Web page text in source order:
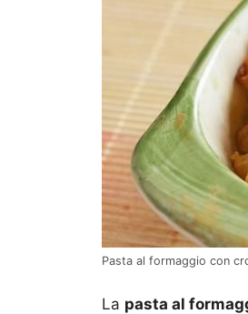
Pasta al formaggio con
La pasta al